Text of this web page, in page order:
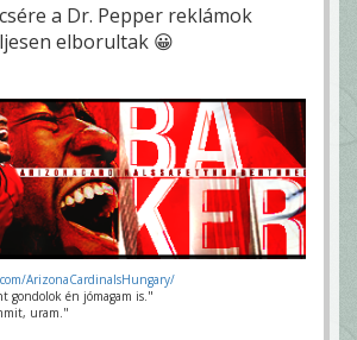
a Dr. Pepper reklámok
elborultak 😀
ArizonaCardinalsHungary/
gondolok én jómagam is."
uram."